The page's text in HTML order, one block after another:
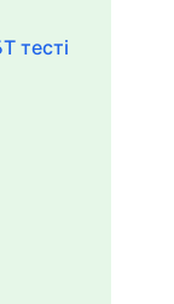
тесті